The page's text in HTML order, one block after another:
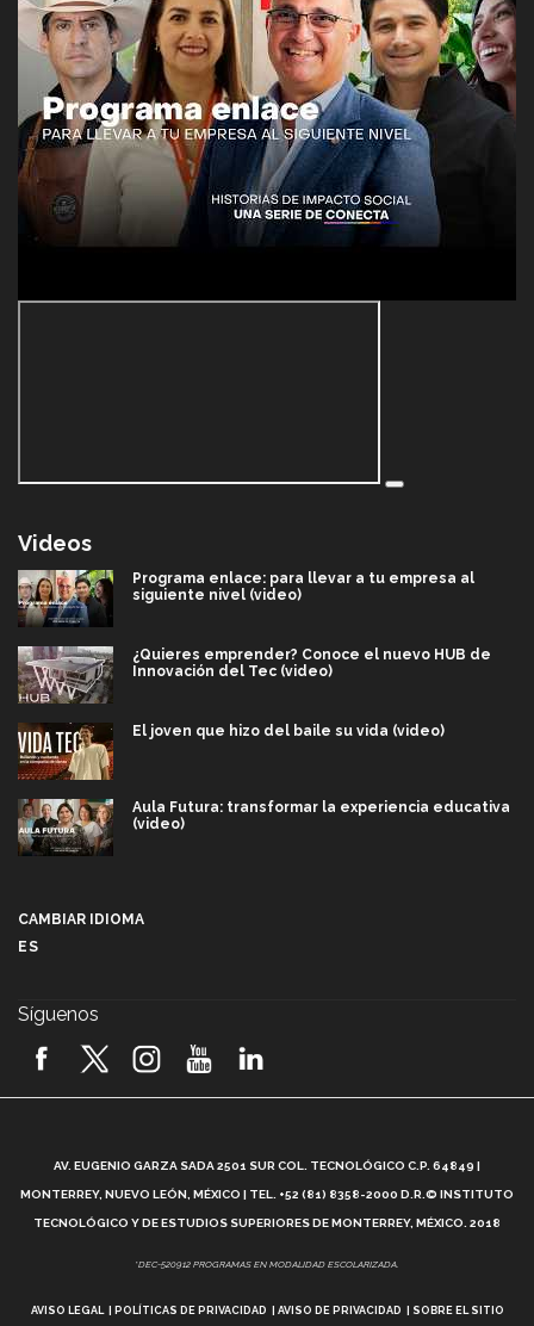
Videos
Programa enlace: para llevar a tu empresa al
siguiente nivel (video)
¿Quieres emprender? Conoce el nuevo HUB de
Innovación del Tec (video)
El joven que hizo del baile su vida (video)
Aula Futura: transformar la experiencia educativa
(video)
2026! (video)
¿Cómo es el Modelo Educativo Tec? (video)
Vida Tec: Feminismo e Inteligencia Artificial, Paola
CAMBIAR IDIOMA
ES
Síguenos
AV. EUGENIO GARZA SADA 2501 SUR COL. TECNOLÓGICO C.P. 64849 |
MONTERREY, NUEVO LEÓN, MÉXICO | TEL. +52 (81) 8358-2000 D.R.© INSTITUTO
TECNOLÓGICO Y DE ESTUDIOS SUPERIORES DE MONTERREY, MÉXICO. 2018
*DEC-520912 PROGRAMAS EN MODALIDAD ESCOLARIZADA.
AVISO LEGAL POLÍTICAS DE PRIVACIDAD AVISO DE PRIVACIDAD SOBRE EL SITIO